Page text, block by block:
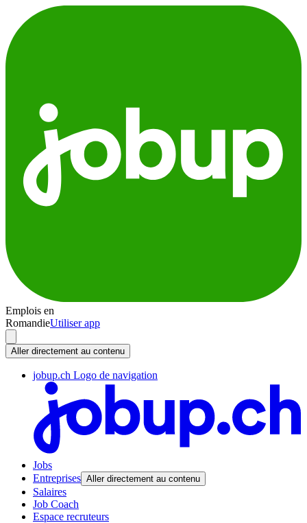
Emplois en
RomandieUtiliser app
Aller directement au contenu
jobup.ch Logo de navigation
Jobs
Entreprises Aller directement au contenu
Salaires
Job Coach
Espace recruteurs